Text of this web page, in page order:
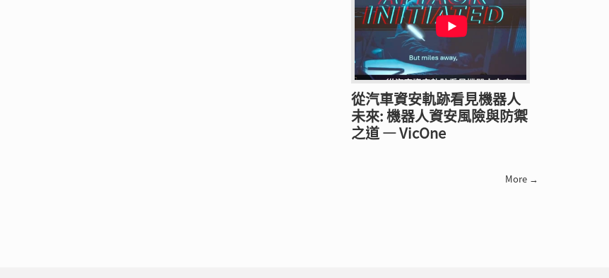
從汽車資安軌跡看見機器人
未來: 機器人資安風險與防禦
之道 — VicOne
More →